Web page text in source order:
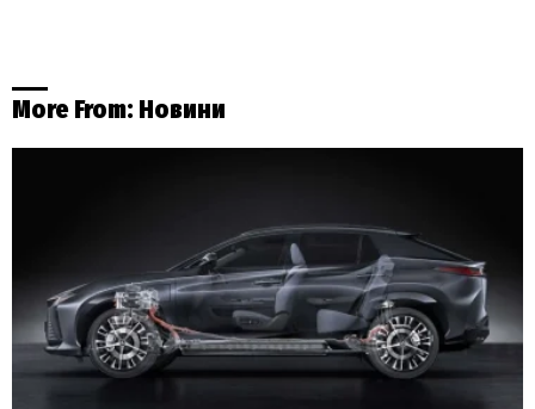
More From: Новини